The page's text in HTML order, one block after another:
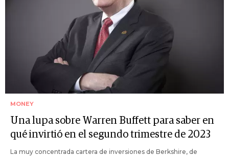
MONEY
Una lupa sobre Warren Buffett para saber en
qué invirtió en el segundo trimestre de 2023
La muy concentrada cartera de inversiones de Berkshire, de